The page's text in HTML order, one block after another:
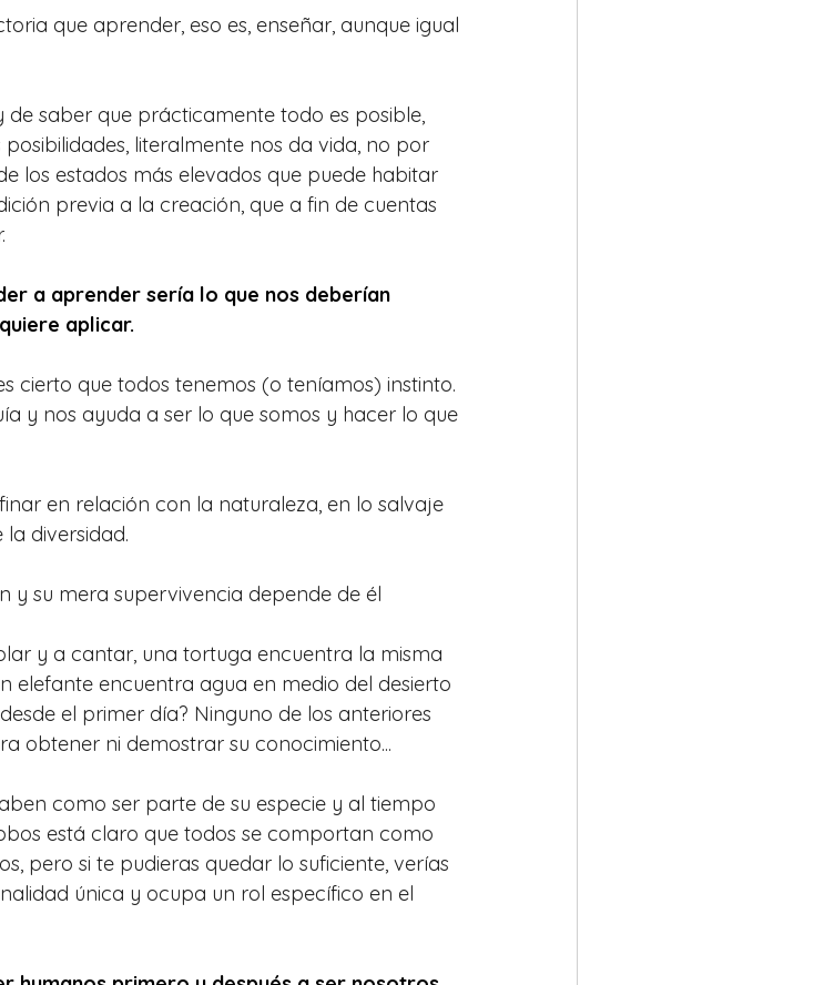
que aprender, eso es, enseñar, aunque igual
saber que prácticamente todo es posible,
posibilidades, literalmente nos da vida, no por
los estados más elevados que puede habitar
previa a la creación, que a fin de cuentas
a aprender sería lo que nos deberían
aplicar.
cierto que todos tenemos (o teníamos) instinto.
y nos ayuda a ser lo que somos y hacer lo que
en relación con la naturaleza, en lo salvaje
diversidad.
y su mera supervivencia depende de él
y a cantar, una tortuga encuentra la misma
elefante encuentra agua en medio del desierto
el primer día? Ninguno de los anteriores
obtener ni demostrar su conocimiento...
como ser parte de su especie y al tiempo
está claro que todos se comportan como
pero si te pudieras quedar lo suficiente, verías
única y ocupa un rol específico en el